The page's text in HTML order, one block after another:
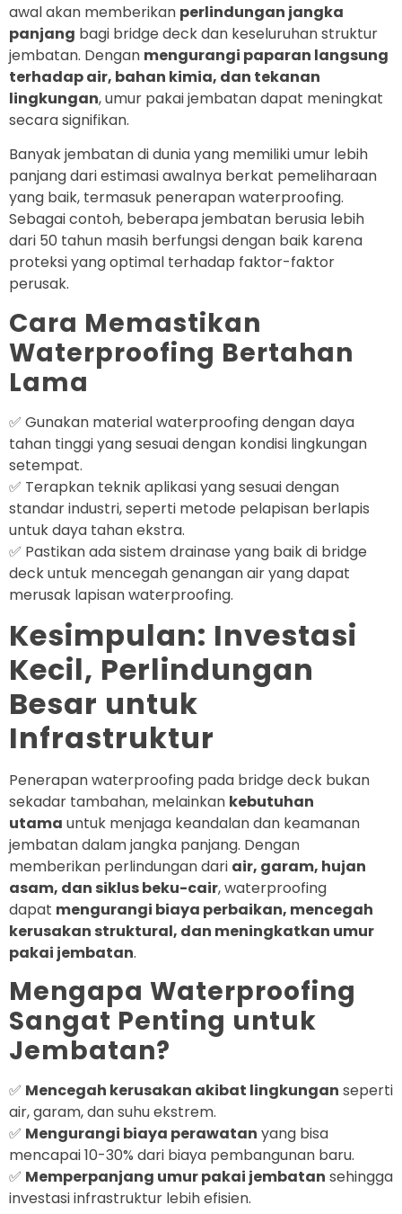
awal akan memberikan perlindungan jangka
panjang bagi bridge deck dan keseluruhan struktur
jembatan. Dengan mengurangi paparan langsung
terhadap air, bahan kimia, dan tekanan
lingkungan, umur pakai jembatan dapat meningkat
secara signifikan.
Banyak jembatan di dunia yang memiliki umur lebih
panjang dari estimasi awalnya berkat pemeliharaan
yang baik, termasuk penerapan waterproofing.
Sebagai contoh, beberapa jembatan berusia lebih
dari 50 tahun masih berfungsi dengan baik karena
proteksi yang optimal terhadap faktor-faktor
perusak.
Cara Memastikan
Waterproofing Bertahan
Lama
✅ Gunakan material waterproofing dengan daya
tahan tinggi yang sesuai dengan kondisi lingkungan
setempat.
✅ Terapkan teknik aplikasi yang sesuai dengan
standar industri, seperti metode pelapisan berlapis
untuk daya tahan ekstra.
✅ Pastikan ada sistem drainase yang baik di bridge
deck untuk mencegah genangan air yang dapat
merusak lapisan waterproofing.
Kesimpulan: Investasi
Kecil, Perlindungan
Besar untuk
Infrastruktur
Penerapan waterproofing pada bridge deck bukan
sekadar tambahan, melainkan kebutuhan
utama untuk menjaga keandalan dan keamanan
jembatan dalam jangka panjang. Dengan
memberikan perlindungan dari air, garam, hujan
asam, dan siklus beku-cair, waterproofing
dapat mengurangi biaya perbaikan, mencegah
kerusakan struktural, dan meningkatkan umur
pakai jembatan.
Mengapa Waterproofing
Sangat Penting untuk
Jembatan?
✅ Mencegah kerusakan akibat lingkungan seperti
air, garam, dan suhu ekstrem.
✅ Mengurangi biaya perawatan yang bisa
mencapai 10-30% dari biaya pembangunan baru.
✅ Memperpanjang umur pakai jembatan sehingga
investasi infrastruktur lebih efisien.